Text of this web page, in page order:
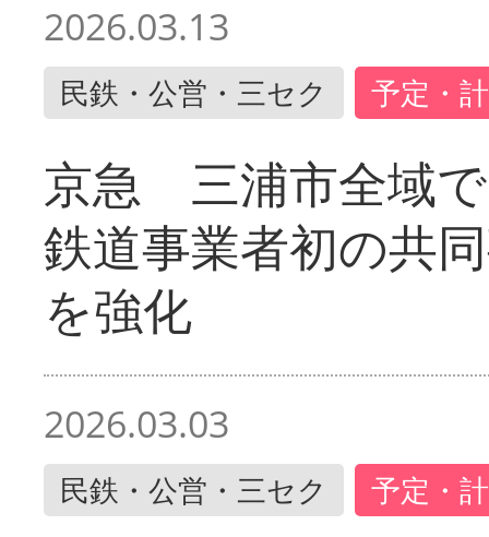
2026.03.13
民鉄・公営・三セク 予定・
京急 三浦市全域
鉄道事業者初の共
を強化
2026.03.03
民鉄・公営・三セク 予定・